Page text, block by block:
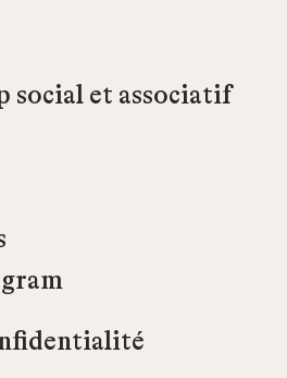
social et associatif